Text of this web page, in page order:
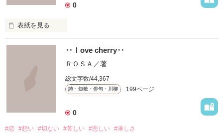
0
表紙を見る
知らずに歩いてきた
‥ｌove cherry‥
ＲＯＳＡ ／著
総文字数/44,367
詩・短歌・俳句・川柳 199ページ
0
#恋 #想い #切ない #苦しい #悲しい #淋しさ